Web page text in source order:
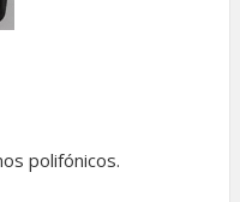
polifónicos.